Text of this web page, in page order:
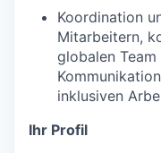
Koordination
Mitarbeitern,
globalen
inklusiven
Ihr Profil